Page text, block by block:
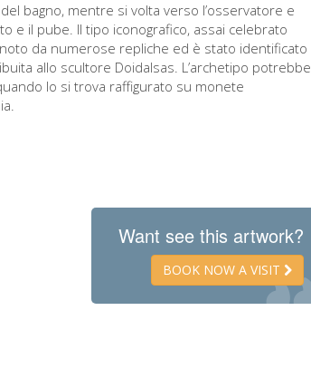
bagno, mentre si volta verso l’osservatore e
e il pube. Il tipo iconografico, assai celebrato
da numerose repliche ed è stato identificato
allo scultore Doidalsas. L’archetipo potrebbe
lo si trova raffigurato su monete
Want see this artwork?
BOOK NOW A VISIT